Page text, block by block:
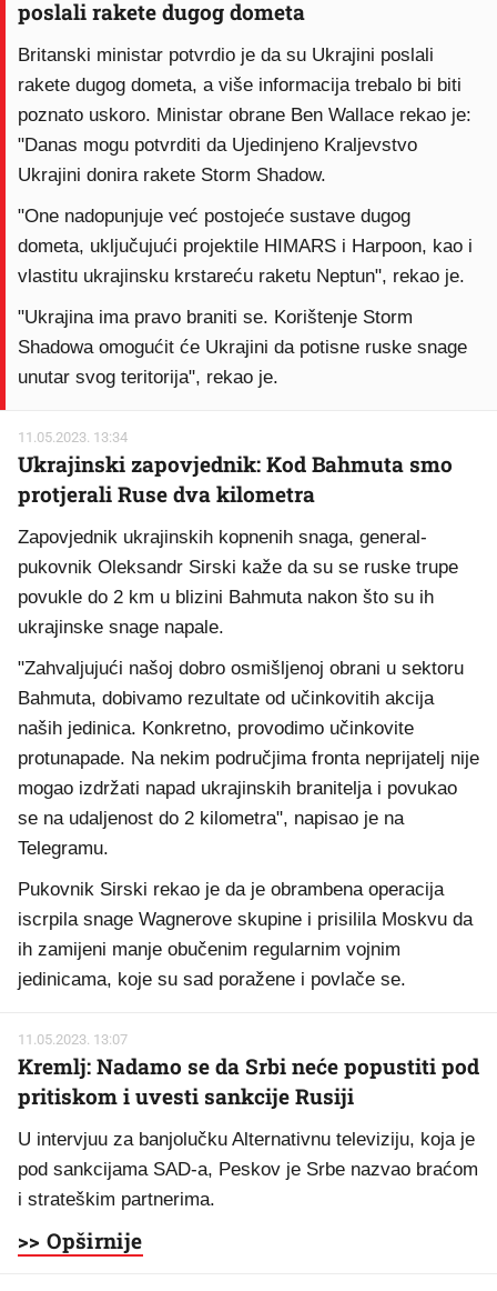
poslali rakete dugog dometa
Britanski ministar potvrdio je da su Ukrajini poslali
rakete dugog dometa, a više informacija trebalo bi biti
poznato uskoro. Ministar obrane Ben Wallace rekao je:
"Danas mogu potvrditi da Ujedinjeno Kraljevstvo
Ukrajini donira rakete Storm Shadow.
"One nadopunjuje već postojeće sustave dugog
dometa, uključujući projektile HIMARS i Harpoon, kao i
vlastitu ukrajinsku krstareću raketu Neptun", rekao je.
"Ukrajina ima pravo braniti se. Korištenje Storm
Shadowa omogućit će Ukrajini da potisne ruske snage
unutar svog teritorija", rekao je.
11.05.2023. 13:34
Ukrajinski zapovjednik: Kod Bahmuta smo
protjerali Ruse dva kilometra
Zapovjednik ukrajinskih kopnenih snaga, general-
pukovnik Oleksandr Sirski kaže da su se ruske trupe
povukle do 2 km u blizini Bahmuta nakon što su ih
ukrajinske snage napale.
"Zahvaljujući našoj dobro osmišljenoj obrani u sektoru
Bahmuta, dobivamo rezultate od učinkovitih akcija
naših jedinica. Konkretno, provodimo učinkovite
protunapade. Na nekim područjima fronta neprijatelj nije
mogao izdržati napad ukrajinskih branitelja i povukao
se na udaljenost do 2 kilometra", napisao je na
Telegramu.
Pukovnik Sirski rekao je da je obrambena operacija
iscrpila snage Wagnerove skupine i prisilila Moskvu da
ih zamijeni manje obučenim regularnim vojnim
jedinicama, koje su sad poražene i povlače se.
11.05.2023. 13:07
Kremlj: Nadamo se da Srbi neće popustiti pod
pritiskom i uvesti sankcije Rusiji
U intervjuu za banjolučku Alternativnu televiziju, koja je
pod sankcijama SAD-a, Peskov je Srbe nazvao braćom
i strateškim partnerima.
>> Opširnije